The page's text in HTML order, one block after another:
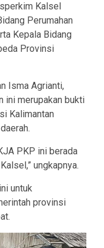
Kalsel
Perumahan
Kepala Bidang
Provinsi
Isma Agrianti,
ini merupakan bukti
Kalimantan
PKP ini berada
ungkapnya.
untuk
provinsi